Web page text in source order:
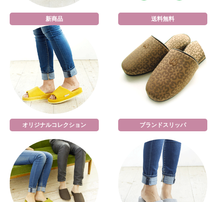
新商品 送料無料
オリジナルコレクション ブランドスリッパ